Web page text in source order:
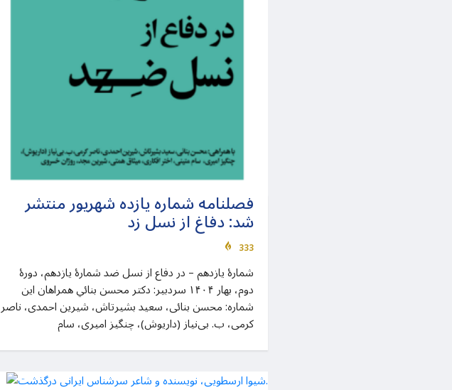
فصلنامه شماره یازده شهریور منتشر
شد: دفاغ از نسل زد
333
شمارهٔ یازدهم – در دفاع از نسل ضد شمارهٔ یازدهم، دورهٔ
دوم، بهار ۱۴۰۴ سردبیر: دکتر محسن بنائي همراهان این
شماره: محسن بنائی، سعید بشیرتاش، شیرین احمدی، ناصر
کرمی، ب. بی‌نیاز (داریوش)، چنگیز امیری، سام